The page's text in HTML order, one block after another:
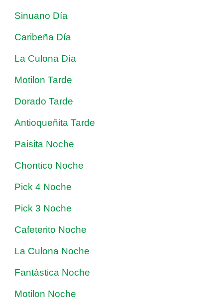
Sinuano Día
Caribeña Día
La Culona Día
Motilon Tarde
Dorado Tarde
Antioqueñita Tarde
Paisita Noche
Chontico Noche
Pick 4 Noche
Pick 3 Noche
Cafeterito Noche
La Culona Noche
Fantástica Noche
Motilon Noche